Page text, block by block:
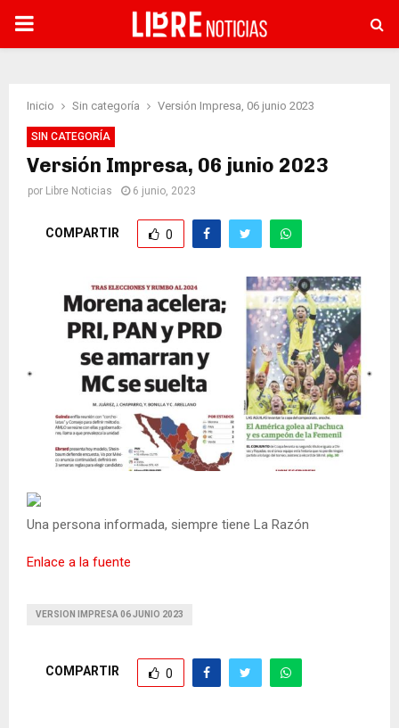
PRIMARY
Inicio Sin categoría Versión Impresa, 06 junio 2023
SIN CATEGORÍA
Versión Impresa, 06 junio 2023
por Libre Noticias 6 junio, 2023
COMPARTIR 0
Una persona informada, siempre tiene La Razón
Enlace a la fuente
VERSION IMPRESA 06 JUNIO 2023
COMPARTIR 0